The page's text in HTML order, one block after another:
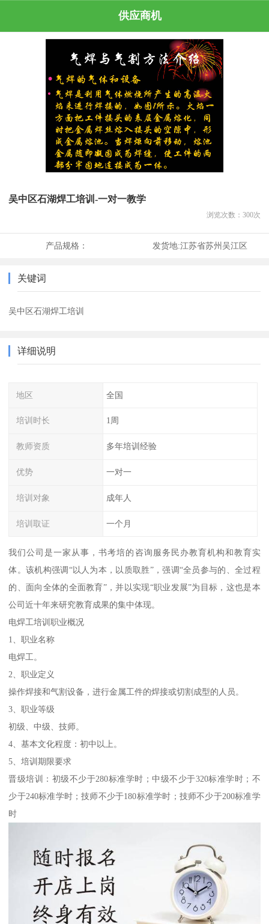
供应商机
吴中区石湖焊工培训-一对一教学
浏览次数： 300次
产品规格： 发货地:江苏省苏州吴江区
关键词
吴中区石湖焊工培训
详细说明
地区 全国
培训时长 1周
教师资质 多年培训经验
优势 一对一
培训对象 成年人
培训取证 一个月
我们公司是一家从事，书考培的咨询服务民办教育机构和教育实
体。该机构强调“以人为本，以质取胜”，强调“全员参与的、全过程
的、面向全体的全面教育”，并以实现“职业发展”为目标，这也是本
公司近十年来研究教育成果的集中体现。
电焊工培训职业概况
1、职业名称
电焊工。
2、职业定义
操作焊接和气割设备，进行金属工件的焊接或切割成型的人员。
3、职业等级
初级、中级、技师。
4、基本文化程度：初中以上。
5、培训期限要求
晋级培训：初级不少于280标准学时；中级不少于320标准学时；不
少于240标准学时；技师不少于180标准学时；技师不少于200标准学
时